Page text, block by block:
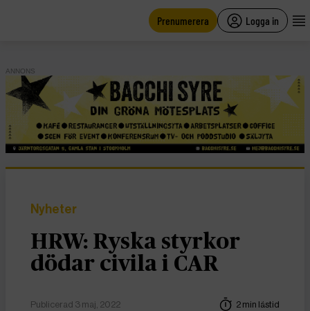
Prenumerera Logga in
ANNONS
Nyheter
HRW: Ryska styrkor
dödar civila i CAR
Publicerad 3 maj, 2022 2 min lästid